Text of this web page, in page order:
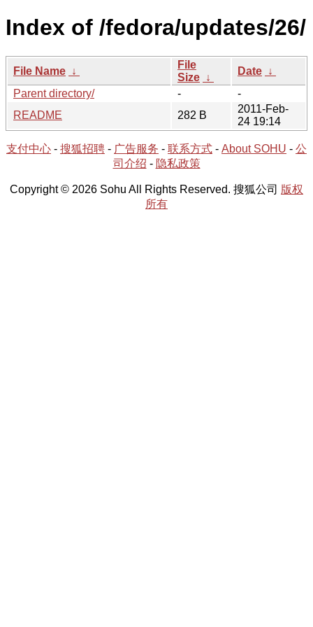
Index of /fedora/updates/26/
File Name ↓
File
Size ↓
Date ↓
Parent directory/
-
-
README
282 B
2011-Feb-
24 19:14
支付中心 - 搜狐招聘 - 广告服务 - 联系方式 - About SOHU - 公
司介绍 - 隐私政策
Copyright © 2026 Sohu All Rights Reserved. 搜狐公司 版权
所有